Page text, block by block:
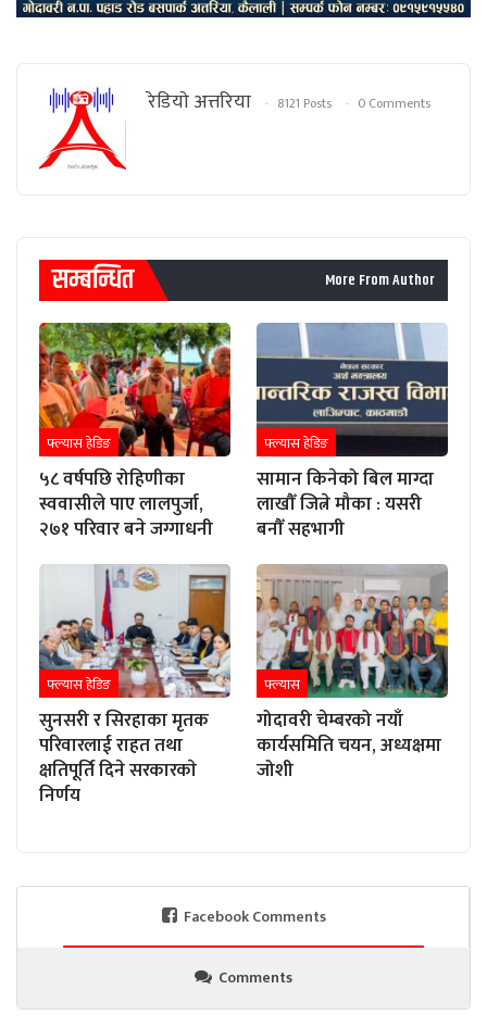
रेडियाे अत्तरिया 8121 Posts 0 Comments
सम्बन्धित More From Author
फ्ल्यास हेडिङ
५८ वर्षपछि रोहिणीका
स्ववासीले पाए लालपुर्जा,
२७१ परिवार बने जग्गाधनी
फ्ल्यास हेडिङ
सामान किनेको बिल माग्दा
लाखौँ जित्ने मौका : यसरी
बनौँ सहभागी
फ्ल्यास हेडिङ
सुनसरी र सिरहाका मृतक
परिवारलाई राहत तथा
क्षतिपूर्ति दिने सरकारकाे
निर्णय
फ्ल्यास
गोदावरी चेम्बरको नयाँ
कार्यसमिति चयन, अध्यक्षमा
जोशी
Facebook Comments
Comments